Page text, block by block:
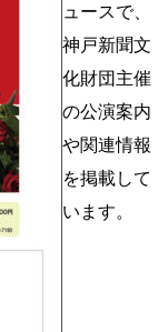
ュースで、
神戸新聞文
化財団主催
の公演案内
や関連情報
を掲載して
います。